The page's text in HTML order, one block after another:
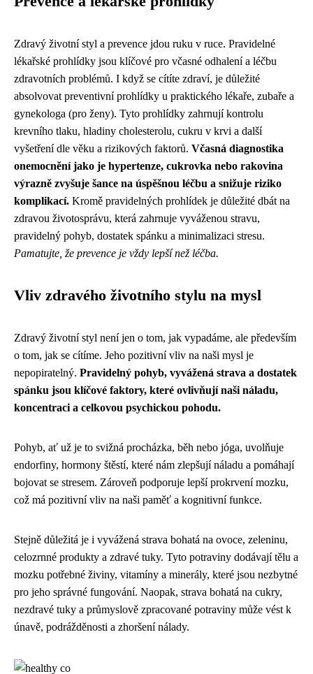
Zdravý životní styl a prevence jdou ruku v ruce. Pravidelné
lékařské prohlídky jsou klíčové pro včasné odhalení a léčbu
zdravotních problémů. I když se cítíte zdraví, je důležité
absolvovat preventivní prohlídky u praktického lékaře, zubaře a
gynekologa (pro ženy). Tyto prohlídky zahrnují kontrolu
krevního tlaku, hladiny cholesterolu, cukru v krvi a další
vyšetření dle věku a rizikových faktorů. Včasná diagnostika
onemocnění jako je hypertenze, cukrovka nebo rakovina
výrazně zvyšuje šance na úspěšnou léčbu a snižuje riziko
komplikací. Kromě pravidelných prohlídek je důležité dbát na
zdravou životosprávu, která zahrnuje vyváženou stravu,
pravidelný pohyb, dostatek spánku a minimalizaci stresu.
Pamatujte, že prevence je vždy lepší než léčba.
Vliv zdravého životního stylu na mysl
Zdravý životní styl není jen o tom, jak vypadáme, ale především
o tom, jak se cítíme. Jeho pozitivní vliv na naši mysl je
nepopiratelný. Pravidelný pohyb, vyvážená strava a dostatek
spánku jsou klíčové faktory, které ovlivňují naši náladu,
koncentraci a celkovou psychickou pohodu.
Pohyb, ať už je to svižná procházka, běh nebo jóga, uvolňuje
endorfiny, hormony štěstí, které nám zlepšují náladu a pomáhají
bojovat se stresem. Zároveň podporuje lepší prokrvení mozku,
což má pozitivní vliv na naši paměť a kognitivní funkce.
Stejně důležitá je i vyvážená strava bohatá na ovoce, zeleninu,
celozrnné produkty a zdravé tuky. Tyto potraviny dodávají tělu a
mozku potřebné živiny, vitamíny a minerály, které jsou nezbytné
pro jeho správné fungování. Naopak, strava bohatá na cukry,
nezdravé tuky a průmyslově zpracované potraviny může vést k
únavě, podrážděnosti a zhoršení nálady.